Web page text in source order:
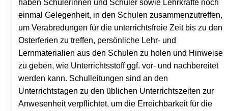
haben Schülerinnen und Schüler sowie Lehrkräfte noch
einmal Gelegenheit, in den Schulen zusammenzutreffen,
um Verabredungen für die unterrichtsfreie Zeit bis zu den
Osterferien zu treffen, persönliche Lehr- und
Lernmaterialien aus den Schulen zu holen und Hinweise
zu geben, wie Unterrichtsstoff ggf. vor- und nachbereitet
werden kann. Schulleitungen sind an den
Unterrichtstagen zu den üblichen Unterrichtszeiten zur
Anwesenheit verpflichtet, um die Erreichbarkeit für die